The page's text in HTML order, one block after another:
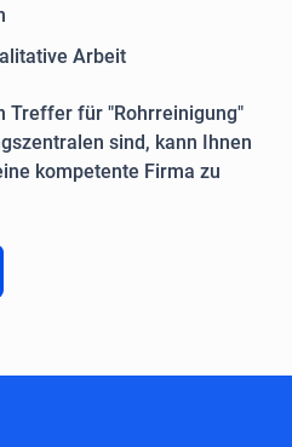
Arbeit
Treffer für "Rohrreinigung"
sind, kann Ihnen
kompetente Firma zu